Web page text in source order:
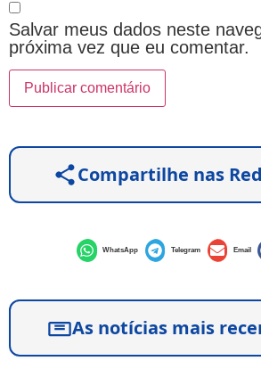
Salvar meus dados neste
próxima vez que eu comentar.
Compartilhe nas
WhatsApp Telegram Email
As notícias mais